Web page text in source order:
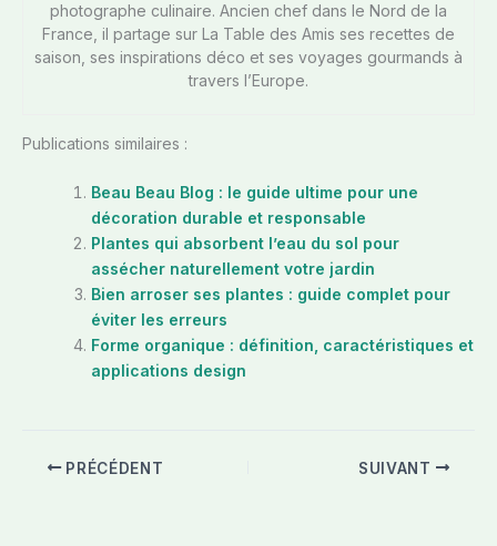
photographe culinaire. Ancien chef dans le Nord de la
France, il partage sur La Table des Amis ses recettes de
saison, ses inspirations déco et ses voyages gourmands à
travers l’Europe.
Publications similaires :
Beau Beau Blog : le guide ultime pour une
décoration durable et responsable
Plantes qui absorbent l’eau du sol pour
assécher naturellement votre jardin
Bien arroser ses plantes : guide complet pour
éviter les erreurs
Forme organique : définition, caractéristiques et
applications design
PRÉCÉDENT SUIVANT